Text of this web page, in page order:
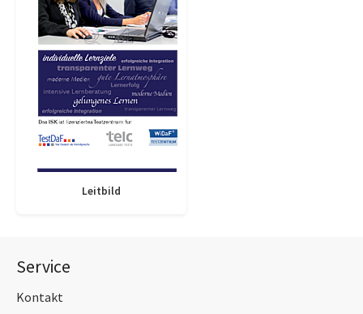
Leitbild
Service
Kontakt